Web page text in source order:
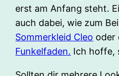
erst am Anfang steht.
auch dabei, wie zum
Sommerkleid Cleo oder
Funkelfaden. Ich hoffe,